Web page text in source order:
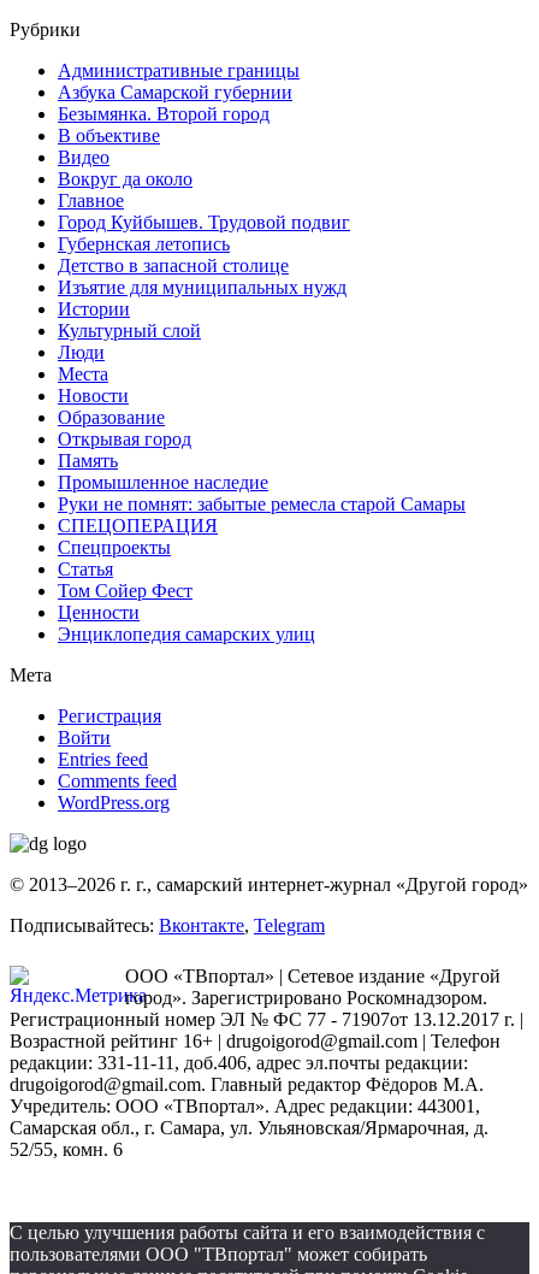
Рубрики
Административные границы
Азбука Самарской губернии
Безымянка. Второй город
В объективе
Видео
Вокруг да около
Главное
Город Куйбышев. Трудовой подвиг
Губернская летопись
Детство в запасной столице
Изъятие для муниципальных нужд
Истории
Культурный слой
Люди
Места
Новости
Образование
Открывая город
Память
Промышленное наследие
Руки не помнят: забытые ремесла старой Самары
СПЕЦОПЕРАЦИЯ
Спецпроекты
Статья
Том Сойер Фест
Ценности
Энциклопедия самарских улиц
Мета
Регистрация
Войти
Entries feed
Comments feed
WordPress.org
© 2013–2026 г. г., самарский интернет-журнал «Другой город»
Подписывайтесь: Вконтакте, Telegram
ООО «ТВпортал» | Сетевое издание «Другой
город». Зарегистрировано Роскомнадзором.
Регистрационный номер ЭЛ № ФС 77 - 71907от 13.12.2017 г. |
Возрастной рейтинг 16+ | drugoigorod@gmail.com | Телефон
редакции: 331-11-11, доб.406, адрес эл.почты редакции:
drugoigorod@gmail.com. Главный редактор Фёдоров М.А.
Учредитель: ООО «ТВпортал». Адрес редакции: 443001,
Самарская обл., г. Самара, ул. Ульяновская/Ярмарочная, д.
52/55, комн. 6
С целью улучшения работы сайта и его взаимодействия с
пользователями ООО "ТВпортал" может собирать